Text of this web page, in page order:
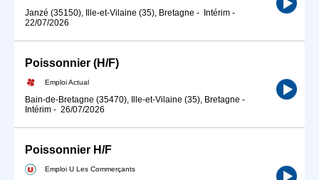
Janzé (35150), Ille-et-Vilaine (35), Bretagne - Intérim -
22/07/2026
Poissonnier (H/F)
Emploi Actual
Bain-de-Bretagne (35470), Ille-et-Vilaine (35), Bretagne -
Intérim - 26/07/2026
Poissonnier H/F
Emploi U Les Commerçants